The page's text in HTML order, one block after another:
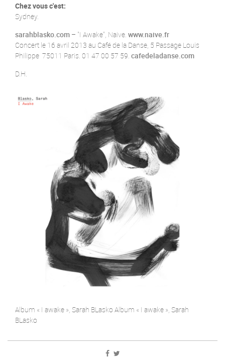
Chez vous c'est:
Sydney.
sarahblasko.com – "I Awake", Naive. www.naive.fr
Concert le 16 avril 2013 au Café de la Danse, 5 Passage Louis
Philippe 75011 Paris. 01 47 00 57 59. cafedeladanse.com
D.H.
Album « I awake », Sarah BLasko Album « I awake », Sarah
BLasko